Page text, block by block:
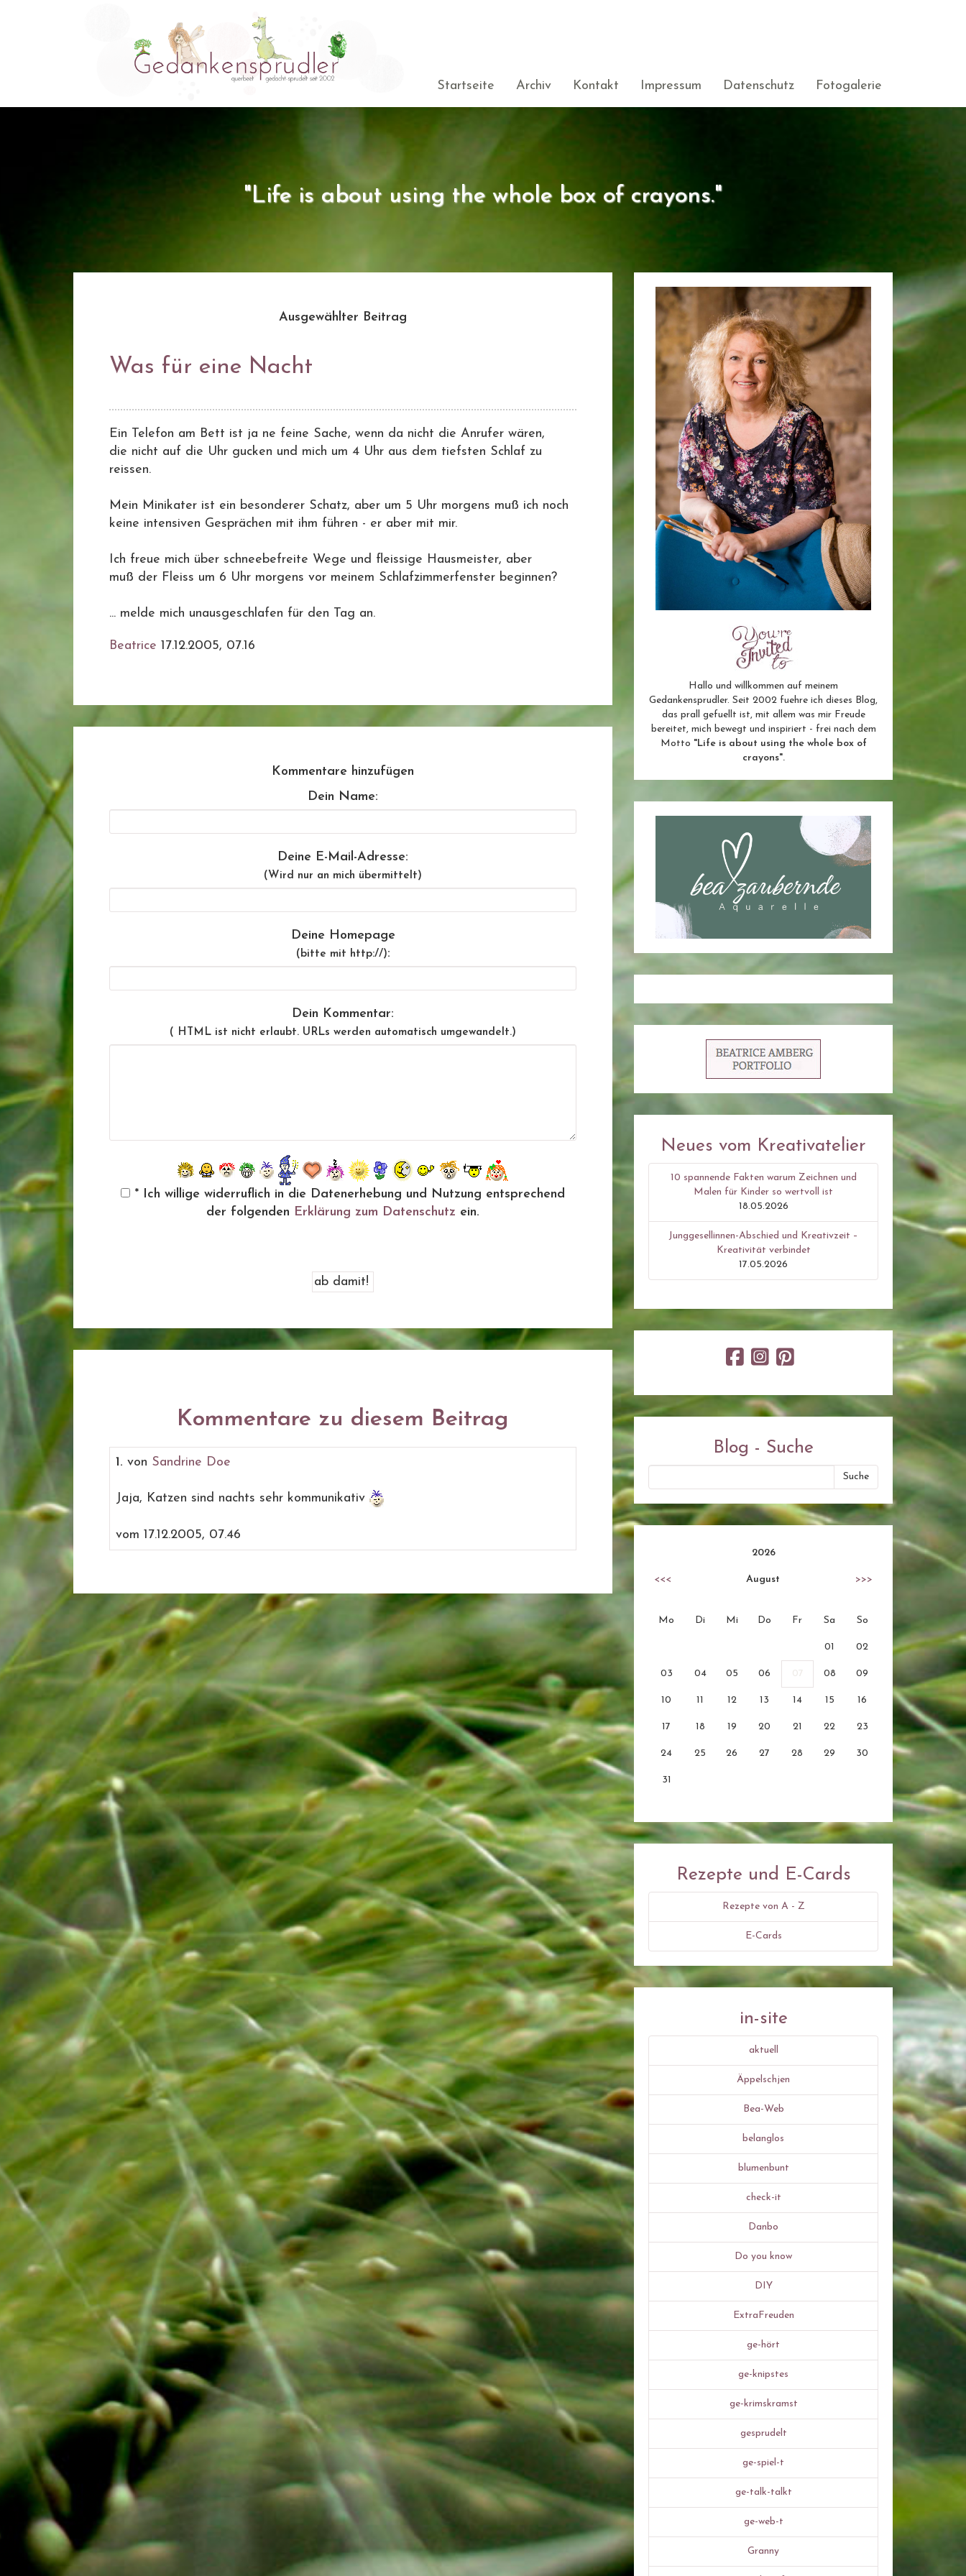
Startseite Archiv Kontakt Impressum Datenschutz Fotogalerie
"Life is about using the whole box of crayons."
Ausgewählter Beitrag
Was für eine Nacht
Ein Telefon am Bett ist ja ne feine Sache, wenn da nicht die Anrufer wären,
die nicht auf die Uhr gucken und mich um 4 Uhr aus dem tiefsten Schlaf zu
reissen.
Mein Minikater ist ein besonderer Schatz, aber um 5 Uhr morgens muß ich noch
keine intensiven Gesprächen mit ihm führen - er aber mit mir.
Ich freue mich über schneebefreite Wege und fleissige Hausmeister, aber
muß der Fleiss um 6 Uhr morgens vor meinem Schlafzimmerfenster beginnen?
... melde mich unausgeschlafen für den Tag an.
Beatrice 17.12.2005, 07.16
Kommentare hinzufügen
Dein Name:
Deine E-Mail-Adresse:
(Wird nur an mich übermittelt)
Deine Homepage
(bitte mit http://):
Dein Kommentar:
( HTML ist nicht erlaubt. URLs werden automatisch umgewandelt.)
* Ich willige widerruflich in die Datenerhebung und Nutzung entsprechend
der folgenden Erklärung zum Datenschutz ein.
Kommentare zu diesem Beitrag
1. von Sandrine Doe
Jaja, Katzen sind nachts sehr kommunikativ
vom 17.12.2005, 07.46
Hallo und willkommen auf meinem
Gedankensprudler. Seit 2002 fuehre ich dieses Blog,
das prall gefuellt ist, mit allem was mir Freude
bereitet, mich bewegt und inspiriert - frei nach dem
Motto "Life is about using the whole box of
crayons".
Neues vom Kreativatelier
10 spannende Fakten warum Zeichnen und
Malen für Kinder so wertvoll ist
18.05.2026
Junggesellinnen-Abschied und Kreativzeit –
Kreativität verbindet
17.05.2026
Blog - Suche
2026
<<< August >>>
Mo Di Mi Do Fr Sa So
01 02
03 04 05 06 07 08 09
10 11 12 13 14 15 16
17 18 19 20 21 22 23
24 25 26 27 28 29 30
31
Rezepte und E-Cards
Rezepte von A - Z
E-Cards
in-site
aktuell
Äppelschjen
Bea-Web
belanglos
blumenbunt
check-it
Danbo
Do you know
DIY
ExtraFreuden
ge-hört
ge-knipstes
ge-krimskramst
gesprudelt
ge-spiel-t
ge-talk-talkt
ge-web-t
Granny